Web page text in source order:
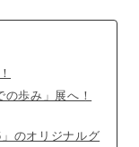
歩み」展へ！
のオリジナルグ